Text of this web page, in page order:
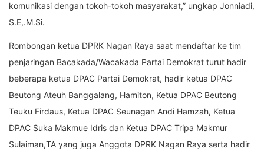
komunikasi dengan tokoh-tokoh masyarakat,” ungkap Jonniadi,
S.E,.M.Si.
Rombongan ketua DPRK Nagan Raya saat mendaftar ke tim
penjaringan Bacakada/Wacakada Partai Demokrat turut hadir
beberapa ketua DPAC Partai Demokrat, hadir ketua DPAC
Beutong Ateuh Banggalang, Hamiton, Ketua DPAC Beutong
Teuku Firdaus, Ketua DPAC Seunagan Andi Hamzah, Ketua
DPAC Suka Makmue Idris dan Ketua DPAC Tripa Makmur
Sulaiman,TA yang juga Anggota DPRK Nagan Raya serta hadir